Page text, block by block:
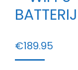
BATTERIJ
€189.95